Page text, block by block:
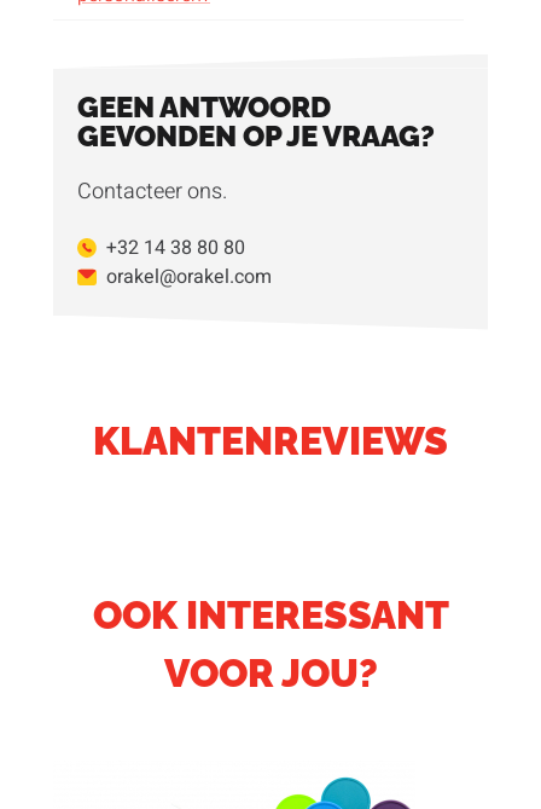
GEEN ANTWOORD
GEVONDEN OP JE VRAAG?
Contacteer ons.
+32 14 38 80 80
orakel@orakel.com
KLANTENREVIEWS
OOK INTERESSANT
VOOR JOU?